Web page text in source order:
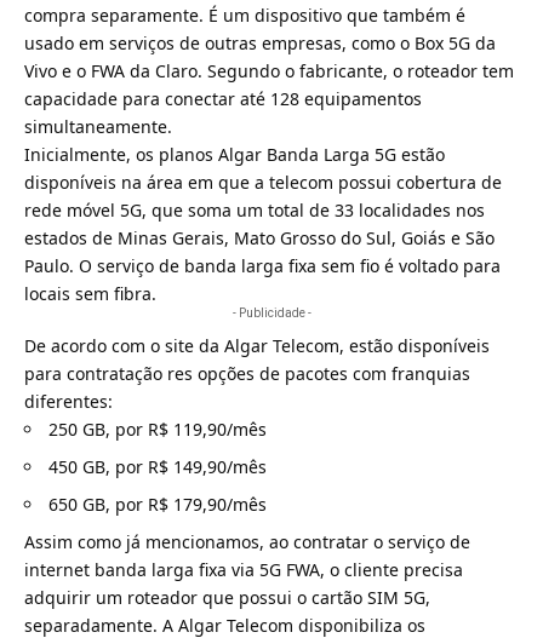
compra separamente. É um dispositivo que também é
usado em serviços de outras empresas, como o Box 5G da
Vivo e o FWA da Claro. Segundo o fabricante, o roteador tem
capacidade para conectar até 128 equipamentos
simultaneamente.
Inicialmente, os planos Algar Banda Larga 5G estão
disponíveis na área em que a telecom possui cobertura de
rede móvel 5G, que soma um total de 33 localidades nos
estados de Minas Gerais, Mato Grosso do Sul, Goiás e São
Paulo. O serviço de banda larga fixa sem fio é voltado para
locais sem fibra.
- Publicidade -
De acordo com o site da Algar Telecom, estão disponíveis
para contratação res opções de pacotes com franquias
diferentes:
250 GB, por R$ 119,90/mês
450 GB, por R$ 149,90/mês
650 GB, por R$ 179,90/mês
Assim como já mencionamos, ao contratar o serviço de
internet banda larga fixa via 5G FWA, o cliente precisa
adquirir um roteador que possui o cartão SIM 5G,
separadamente. A Algar Telecom disponibiliza os